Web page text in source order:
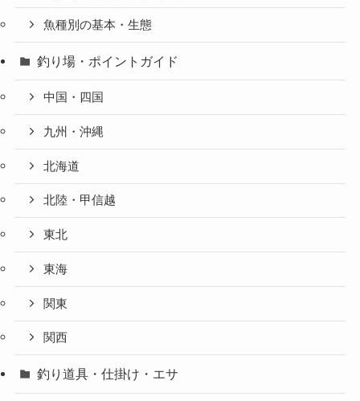
魚種別の基本・生態
釣り場・ポイントガイド
中国・四国
九州・沖縄
北海道
北陸・甲信越
東北
東海
関東
関西
釣り道具・仕掛け・エサ